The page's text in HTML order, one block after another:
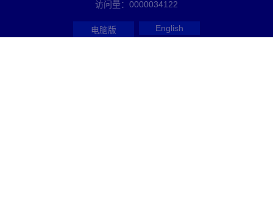
访问量： 0000034122
电脑版 English